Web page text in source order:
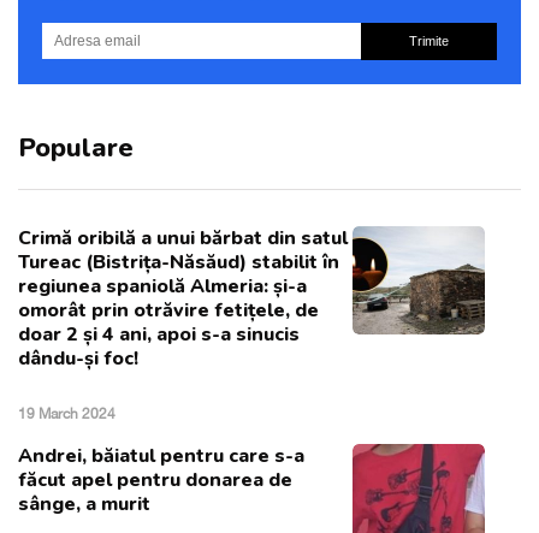
Trimite
Populare
Crimă oribilă a unui bărbat din satul
Tureac (Bistrița-Năsăud) stabilit în
regiunea spaniolă Almeria: și-a
omorât prin otrăvire fetițele, de
doar 2 și 4 ani, apoi s-a sinucis
dându-și foc!
19 March 2024
Andrei, băiatul pentru care s-a
făcut apel pentru donarea de
sânge, a murit